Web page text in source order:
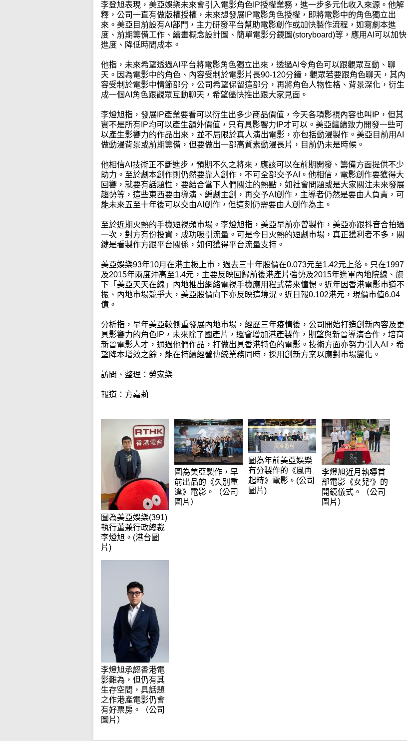
李登旭表現，美亞娛樂未來會引入電影角色IP授權業務，進一步多元化收入來源。他解
釋，公司一直有做版權授權，未來想發展IP電影角色授權，即將電影中的角色獨立出
來。美亞目前設有AI部門，主力研發平台幫助電影創作或加快製作流程，如寫劇本進
度、前期籌備工作、繪畫概念設計圖、簡單電影分鏡圖(storyboard)等，應用AI可以加快
進度、降低時間成本。
他指，未來希望透過AI平台將電影角色獨立出來，透過AI令角色可以跟觀眾互動、聊
天。因為電影中的角色、內容受制於電影片長90-120分鐘，觀眾若要跟角色聊天，其內
容受制於電影中情節部分，公司希望保留這部分，再將角色人物性格、背景深化，衍生
成一個AI角色跟觀眾互動聊天，希望儘快推出跟大家見面。
李燈旭指，發展IP產業要看可以衍生出多少商品價值，今天各項影視內容也叫IP，但其
實不是所有IP均可以產生額外價值，只有具影響力IP才可以。美亞繼續致力開發一些可
以產生影響力的作品出來，並不局限於真人演出電影，亦包括動漫製作。美亞目前用AI
做動漫背景或前期籌備，但要做出一部高質素動漫長片，目前仍未是時候。
他相信AI技術正不斷進步，預期不久之將來，應該可以在前期開發、籌備方面提供不少
助力。至於劇本創作則仍然要靠人創作，不可全部交予AI。他相信，電影創作要獲得大
回響，就要有話題性，要結合當下人們關注的熱點，如社會問題或是大家關注未來發展
趨勢等，這些東西要由導演、編劇主創，再交予AI創作，主導者仍然是要由人負責，可
能未來五至十年後可以交由AI創作，但這刻仍需要由人創作為主。
至於近期火熱的手機短視頻市場。李燈旭指，美亞早前亦曾製作，美亞亦跟抖音合拍過
一次，對方有份投資，成功吸引流量。可是今日火熱的短劇市場，真正獲利者不多，關
鍵是看製作方跟平台關係，如何獲得平台流量支持。
美亞娛樂93年10月在港主板上市，過去三十年股價在0.073元至1.42元上落。只在1997
及2015年兩度沖高至1.4元，主要反映回歸前後港產片強勢及2015年進軍內地院線、旗
下「美亞天天在線」內地推出網絡電視手機應用程式帶來憧憬。近年因香港電影市道不
振、內地市場競爭大，美亞股價向下亦反映這境況。近日報0.102港元，現價市值6.04
億。
分析指，早年美亞較側重發展內地市場，經歷三年疫情後，公司開始打造創新內容及更
具影響力的角色IP，未來除了國產片，還會增加港產製作，期望與新晉導演合作，培育
新晉電影人才，通過他們作品，打做出具香港特色的電影。技術方面亦努力引入AI，希
望降本增效之餘，能在持續經營傳統業務同時，採用創新方案以應對市場變化。
訪問、整理：勞家樂
報道：方嘉莉
圖為美亞娛樂(391)
執行董兼行政總裁
李燈旭。(港台圖
片)
圖為美亞製作，早
前出品的《久別重
逢》電影。（公司
圖片）
圖為年前美亞娛樂
有分製作的《風再
起時》電影。(公司
圖片)
李燈旭近月執導首
部電影《女兒²》的
開鏡儀式。（公司
圖片）
李燈旭承認香港電
影難為，但仍有其
生存空間，具話題
之作港產電影仍會
有好票房。（公司
圖片）